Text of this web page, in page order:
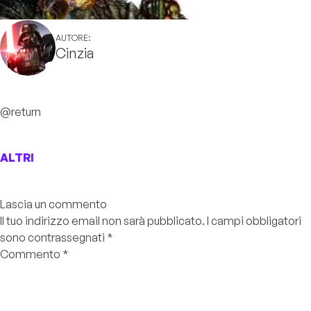
AUTORE:
Cinzia
@return
ALTRI
Lascia un commento
Il tuo indirizzo email non sarà pubblicato. I campi obbligatori
sono contrassegnati *
Commento *